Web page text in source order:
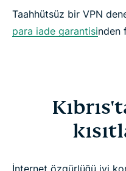
Taahhütsüz bir VPN
para iade garantisinden